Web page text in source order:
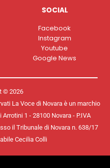
SOCIAL
Facebook
Instagram
Youtube
Google News
© 2026
La Voce di Novara è un marchio
1 - 28100 Novara - P.IVA
il Tribunale di Novara n. 638/17
Cecilia Colli